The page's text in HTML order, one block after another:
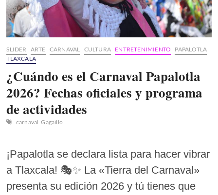
SLIDER ARTE CARNAVAL CULTURA ENTRETENIMIENTO
PAPALOTLA
TLAXCALA
¿Cuándo es el Carnaval Papalotla
2026? Fechas oficiales y programa
de actividades
carnaval Gagaillo
¡Papalotla se declara lista para hacer vibrar
a Tlaxcala! 🎭✨ La «Tierra del Carnaval»
presenta su edición 2026 y tú tienes que